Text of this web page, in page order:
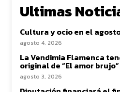
Ultimas
Cultura y ocio en el
agosto 4, 2026
La Vendimia Flamenca
original de “El amor
agosto 3, 2026